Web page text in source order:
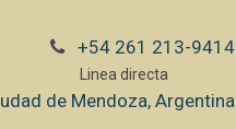
+54 261 213-9414
Linea directa
de Mendoza, Argentina